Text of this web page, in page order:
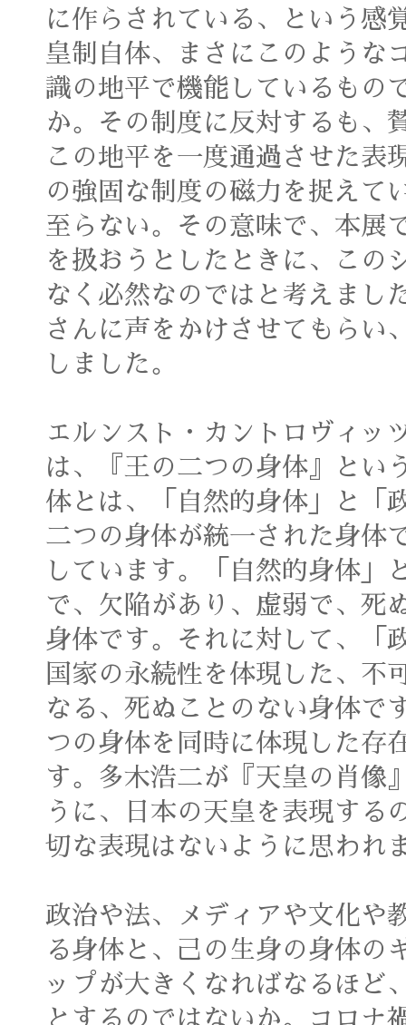
に作らされている、という感
皇制自体、まさにこのような
識の地平で機能しているもの
か。その制度に反対するも、
この地平を一度通過させた表
の強固な制度の磁力を捉えて
至らない。その意味で、本展
を扱おうとしたときに、この
なく必然なのではと考えまし
さんに声をかけさせてもらい
しました。
エルンスト・カントロヴィッ
は、『王の二つの身体』とい
体とは、「自然的身体」と「
二つの身体が統一された身体
しています。「自然的身体」
で、欠陥があり、虚弱で、死
身体です。それに対して、「
国家の永続性を体現した、不
なる、死ぬことのない身体で
つの身体を同時に体現した存
す。多木浩二が『天皇の肖像
うに、日本の天皇を表現する
切な表現はないように思われ
政治や法、メディアや文化や
る身体と、己の生身の身体の
ップが大きくなればなるほど
とするのではないか。コロナ